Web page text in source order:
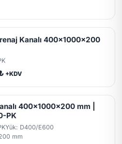
Kanalı 400x1000x200
+KDV
400x1000x200 mm |
PK
Yük: D400/E600
mm